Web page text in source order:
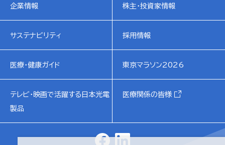
企業情報 株主・投資家情報
サステナビリティ 採用情報
医療・健康ガイド 東京マラソン2026
テレビ・映画で活躍する日本光電
製品
医療関係の皆様